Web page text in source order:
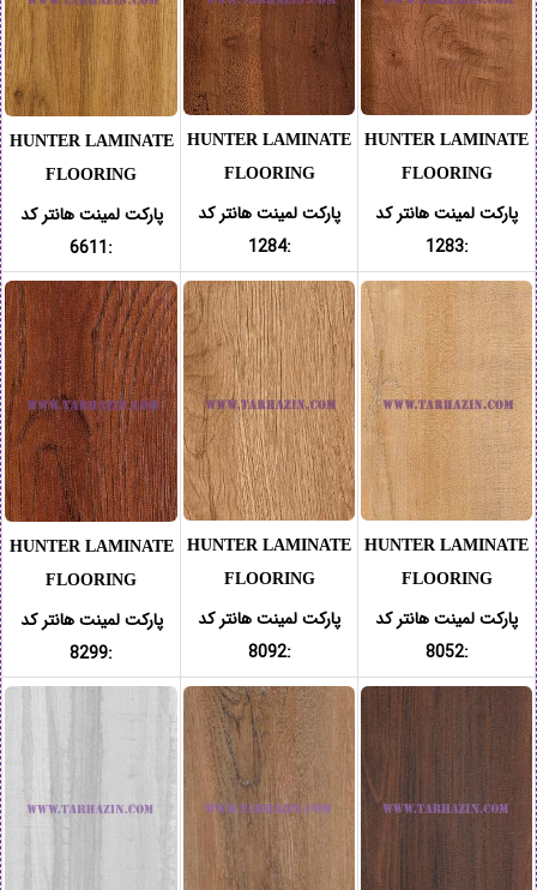
HUNTER LAMINATE
FLOORING
پارکت لمینت هانتر کد
:1283
HUNTER LAMINATE
FLOORING
پارکت لمینت هانتر کد
:1284
HUNTER LAMINATE
FLOORING
پارکت لمینت هانتر کد
:6611
HUNTER LAMINATE
FLOORING
پارکت لمینت هانتر کد
:8052
HUNTER LAMINATE
FLOORING
پارکت لمینت هانتر کد
:8092
HUNTER LAMINATE
FLOORING
پارکت لمینت هانتر کد
:8299